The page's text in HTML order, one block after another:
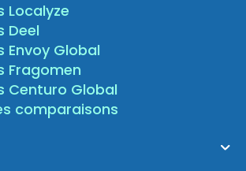
Localyze
Deel
Global
Fragomen
Centuro Global
comparaisons